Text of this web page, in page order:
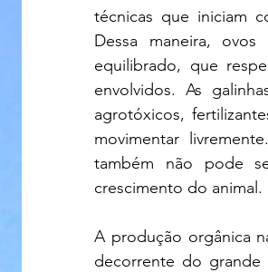
técnicas que iniciam
Dessa maneira,
equilibrado, que
envolvidos. As
agrotóxicos,
movimentar
também não pode
crescimento do animal.
A produção orgânica
decorrente do grande